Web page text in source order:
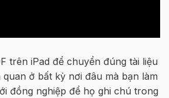
trên iPad để chuyển đúng tài liệu
ở bất kỳ nơi đâu mà bạn làm
đồng nghiệp để họ ghi chú trong